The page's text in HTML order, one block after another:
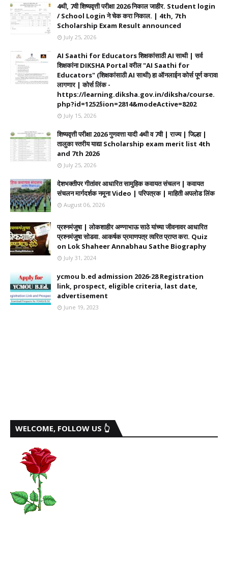
4थी, 7वी शिष्यवृत्ती परीक्षा 2026 निकाल जाहीर. Student login
/ School Login ने चेक करा निकाल. | 4th, 7th
Scholarship Exam Result announced
July 25, 2026
AI Saathi for Educators शिक्षकांसाठी AI साथी | सर्व
शिक्षकांना DIKSHA Portal वरील "AI Saathi for
Educators" (शिक्षकांसाठी AI साथी) हा ऑनलाईन कोर्स पूर्ण करावा
लागणार | कोर्स लिंक -
https://learning.diksha.gov.in/diksha/course.
php?id=1252§ion=2814&modeActive=8202
July 15, 2026
शिष्यवृत्ती परीक्षा 2026 गुणवत्ता यादी 4थी व 7वी | राज्य | जिल्हा |
तालुका स्तरीय याद्या Scholarship exam merit list 4th
and 7th 2026
July 25, 2026
देशभक्तीपर गीतांवर आधारित सामुहिक कवायत संचलन | कवायत
संचलन मार्गदर्शक नमूना Video | परिपत्रक | माहिती अपलोड लिंक
August 06, 2026
प्रश्नमंजुषा | लोकशाहीर अण्णाभाऊ साठे यांच्या जीवनावर आधारित
प्रश्नमंजुषा सोडवा. आकर्षक प्रमाणपत्र त्वरित प्राप्त करा. Quiz
on Lok Shaheer Annabhau Sathe Biography
July 31, 2024
ycmou b.ed admission 2026-28 Registration
link, prospect, eligible criteria, last date,
advertisement
June 19, 2023
WELCOME, FOLLOW US 👆